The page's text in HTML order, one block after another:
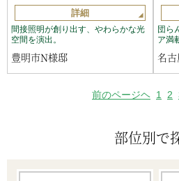
部位別で
詳細
間接照明が創り出す、やわらかな光
空間を演出。
豊明市N様邸
団ら
ア満
名
前のページヘ 1 2